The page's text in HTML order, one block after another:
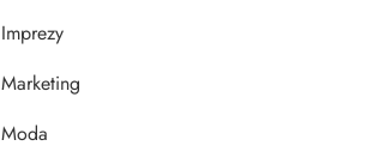
Imprezy
Marketing
Moda